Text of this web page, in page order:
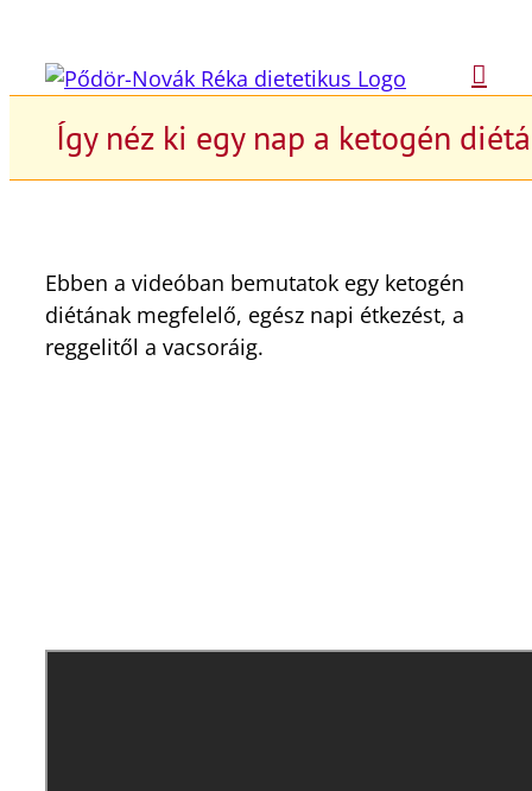
Így néz ki egy nap a ketogén
Ebben a videóban bemutatok egy ketogén
diétának megfelelő, egész napi étkezést, a
reggelitől a vacsoráig.